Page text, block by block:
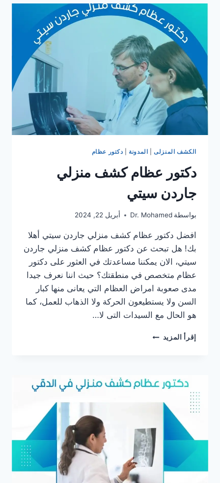
في
السيدة
زينب
الكشف المنزلى| المدونة دكتور عظام
دكتور عظام كشف منزلي
جاردن سيتي
بواسطة Dr. Mohamed أبريل 22, 2024
افضل دكتور عظام كشف منزلي جاردن سيتي أهلا
بك! هل تبحث عن دكتور عظام كشف منزلي جاردن
سيتي، الان يمكننا مساعدتك في العثور على دكتور
عظام متخصص في منطقتك؟ حيث اننا نعرف جيدا
مدى صعوبة امراض العظام التي يعانى منها كبار
السن ولا يستطيعون الحركة ولا الذهاب للعمل، كما
هو الحال مع السيدات التى لا…
إقرأ المزيد دكتور
جاردن
سيتي